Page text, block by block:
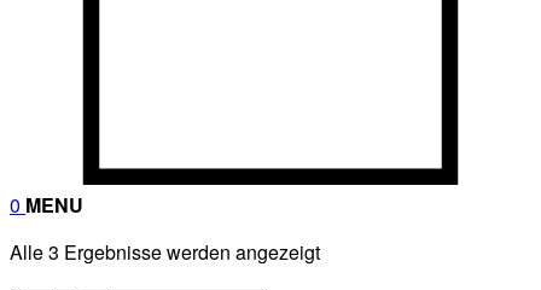
0 MENU
Alle 3 Ergebnisse werden angezeigt